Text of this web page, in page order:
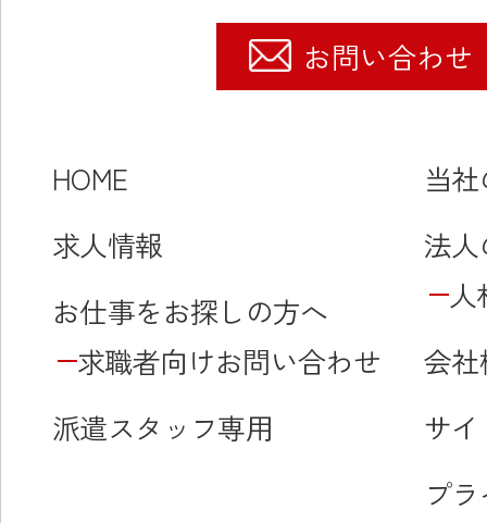
お問い合わせ
HOME
求人情報
お仕事をお探しの方へ
求職者向けお問い合わせ
派遣スタッフ専用
当
法
会
サ
プ